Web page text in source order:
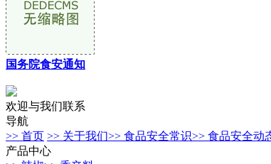
国务院食安通知
欢迎与我们联系
导航
>> 首页 >> 关于我们>> 食品安全常识>> 食品安全动
产品中心